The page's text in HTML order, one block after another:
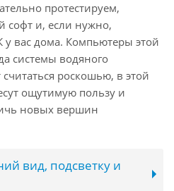
протестируем,
софт и, если нужно,
вас дома. Компьютеры этой
системы водяного
роскошью, в этой
ощутимую пользу и
новых вершин
вид, подсветку и